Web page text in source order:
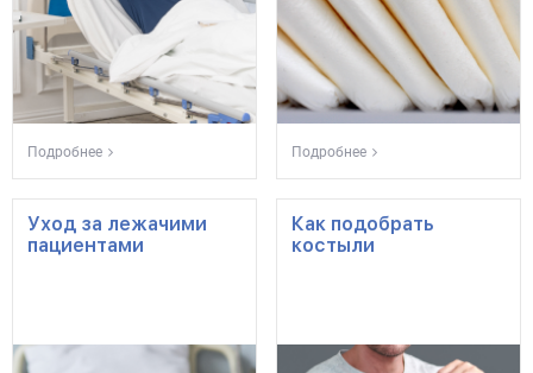
Подробнее Подробнее
Уход за лежачими
пациентами
Как подобрать
костыли